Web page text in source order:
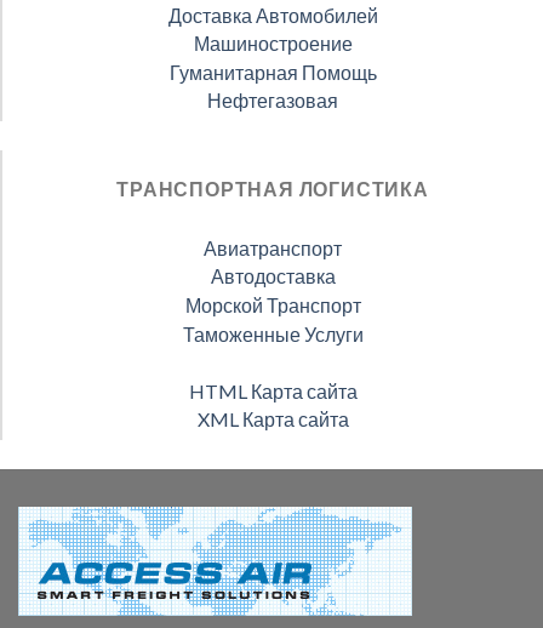
Доставка Автомобилей
Машиностроение
Гуманитарная Помощь
Нефтегазовая
ТРАНСПОРТНАЯ ЛОГИСТИКА
Авиатранспорт
Автодоставка
Морской Транспорт
Таможенные Услуги
HTML Карта сайта
XML Карта сайта